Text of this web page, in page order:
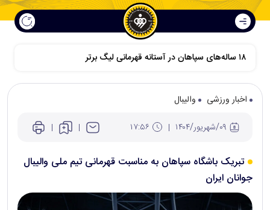
۱۸ ساله‌های سپاهان در آستانه قهرمانی لیگ برتر
اخبار ورزشی
والیبال
تبریک باشگاه سپاهان به مناسبت قهرمانی تیم ملی والیبال
جوانان ایران